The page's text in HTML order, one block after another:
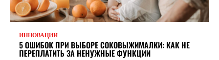
ИННОВАЦИИ
5 ОШИБОК ПРИ ВЫБОРЕ СОКОВЫЖИМАЛКИ: КАК НЕ
ПЕРЕПЛАТИТЬ ЗА НЕНУЖНЫЕ ФУНКЦИИ